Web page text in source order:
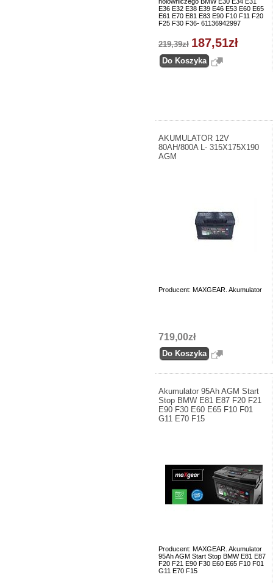
E36 E32 E38 E39 E46 E53 E60 E65
E61 E70 E81 E83 E90 F10 F11 F20
F25 F30 F36- 61136942997
219,39zł 187,51zł
AKUMULATOR 12V
80AH/800A L- 315X175X190
AGM
Producent: MAXGEAR. Akumulator
719,00zł
Akumulator 95Ah AGM Start
Stop BMW E81 E87 F20 F21
E90 F30 E60 E65 F10 F01
G11 E70 F15
Producent: MAXGEAR. Akumulator
95Ah AGM Start Stop BMW E81 E87
F20 F21 E90 F30 E60 E65 F10 F01
G11 E70 F15